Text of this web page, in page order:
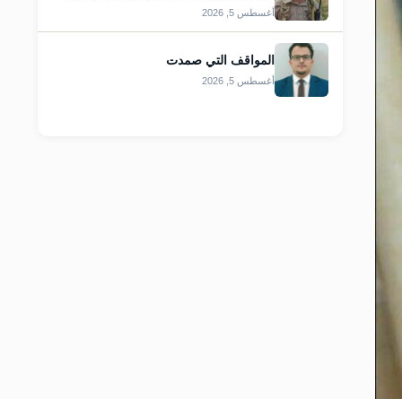
أغسطس 5, 2026
المواقف التي صمدت
أغسطس 5, 2026